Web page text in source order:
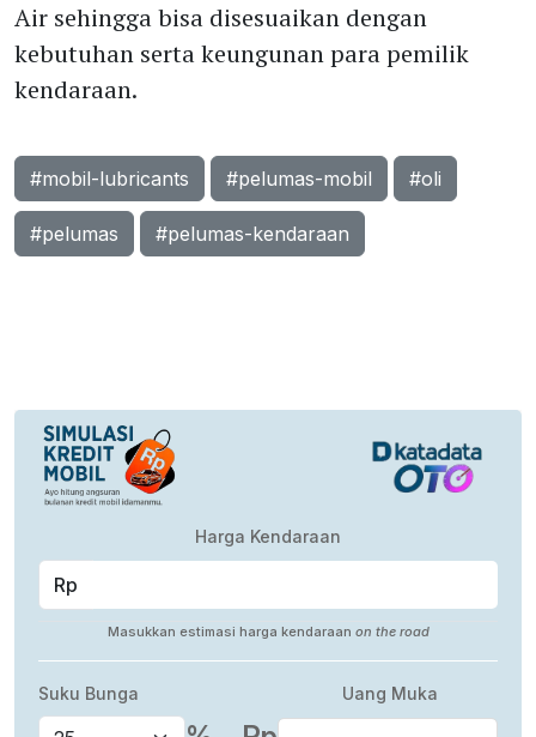
Air sehingga bisa disesuaikan dengan
kebutuhan serta keungunan para pemilik
kendaraan.
#mobil-lubricants #pelumas-mobil #oli
#pelumas #pelumas-kendaraan